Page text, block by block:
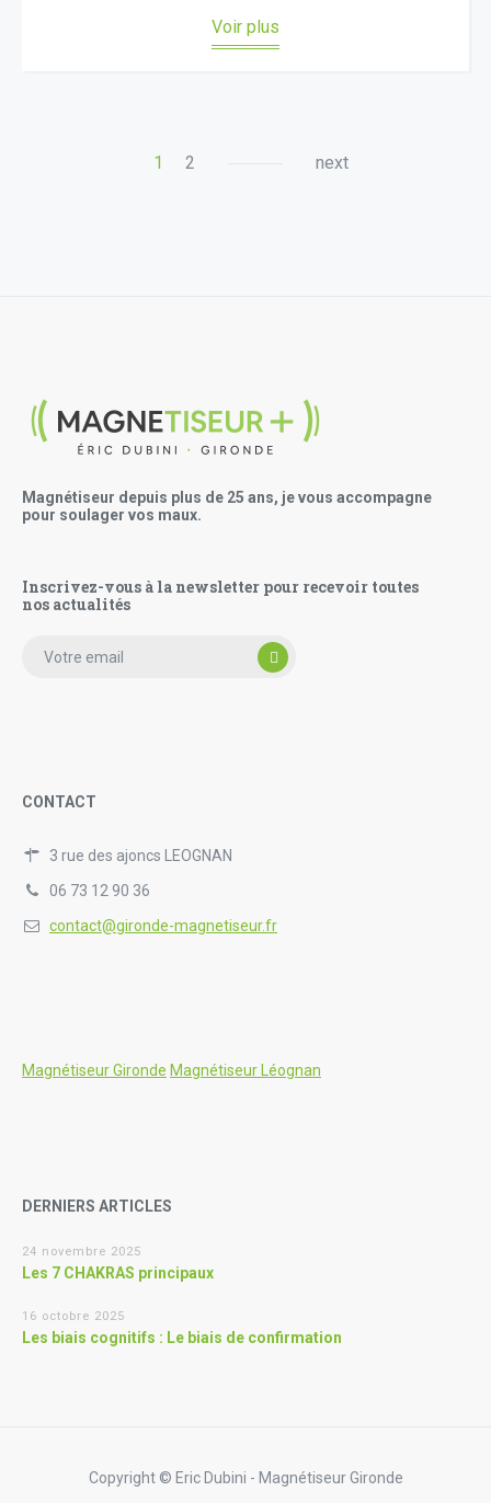
Voir plus
1 2 next
Magnétiseur depuis plus de 25 ans, je vous accompagne
pour soulager vos maux.
Inscrivez-vous à la newsletter pour recevoir toutes
nos actualités
CONTACT
3 rue des ajoncs LEOGNAN
06 73 12 90 36
contact@gironde-magnetiseur.fr
Magnétiseur Gironde Magnétiseur Léognan
DERNIERS ARTICLES
24 novembre 2025
Les 7 CHAKRAS principaux
16 octobre 2025
Les biais cognitifs : Le biais de confirmation
Copyright © Eric Dubini - Magnétiseur Gironde